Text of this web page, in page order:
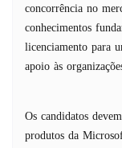
concorrência no
conhecimentos
licenciamento para
apoio às
Os candidatos
produtos da